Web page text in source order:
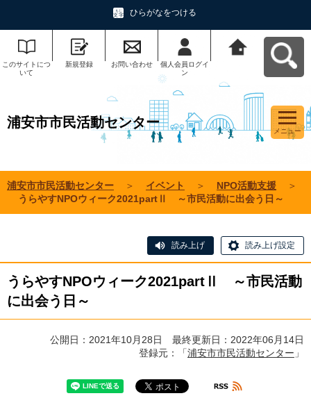
ひらがなをつける
このサイトにつ
いて
新規登録 お問い合わせ
個人会員ログイ
ン
浦安市市民活動センター
メニュー
浦安市市民活動センター ＞ イベント ＞ NPO活動支援
＞
うらやすNPOウィーク2021partⅡ ～市民活動に出会う日～
読み上げ 読み上げ設定
うらやすNPOウィーク2021partⅡ ～市民活動
に出会う日～
公開日：2021年10月28日 最終更新日：2022年06月14日
登録元：「浦安市市民活動センター 」